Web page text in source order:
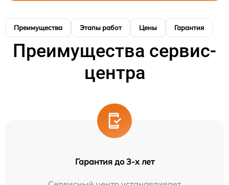
Преимущества Этапы работ Цены Гарантия
Преимущества сервис-
центра
Гарантия до 3-х лет